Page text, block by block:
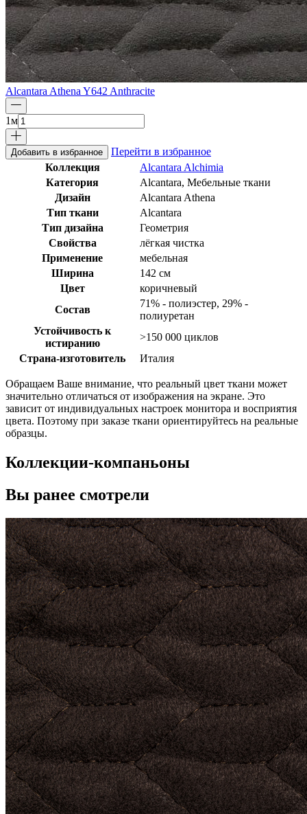
Alcantara Athena Y642 Anthracite
1м
Добавить в избранное
Перейти в избранное
Коллекция
Alcantara Alchimia
Категория
Alcantara, Мебельные ткани
Дизайн
Alcantara Athena
Тип ткани
Alcantara
Тип дизайна
Геометрия
Свойства
лёгкая чистка
Применение
мебельная
Ширина
142 см
Цвет
коричневый
Состав
71% - полиэстер, 29% -
полиуретан
Устойчивость к
истиранию
>150 000 циклов
Страна-изготовитель
Италия
Обращаем Ваше внимание, что реальный цвет ткани может
значительно отличаться от изображения на экране. Это
зависит от индивидуальных настроек монитора и восприятия
цвета. Поэтому при заказе ткани ориентируйтесь на реальные
образцы.
Коллекции-компаньоны
Вы ранее смотрели